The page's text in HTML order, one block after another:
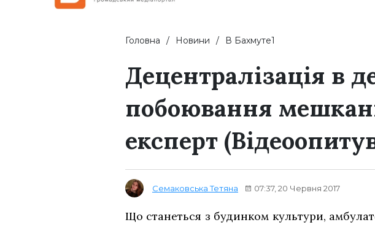
Головна Новини В Бахмуте1
Децентралізація в
побоювання
експерт
Семаковська Тетяна 07:37, 20 Червня 2017
Що станеться з будинком культури,